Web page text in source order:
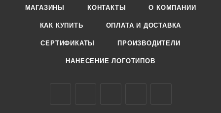
МАГАЗИНЫ КОНТАКТЫ О КОМПАНИИ
КАК КУПИТЬ ОПЛАТА И ДОСТАВКА
СЕРТИФИКАТЫ ПРОИЗВОДИТЕЛИ
НАНЕСЕНИЕ ЛОГОТИПОВ